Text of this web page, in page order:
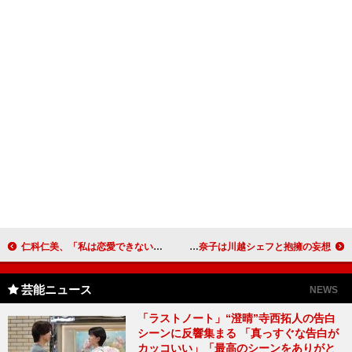
仁科仁美、「私は恋愛できない恋愛難民…」 女子会で男性には話せないタブートークを披露 関根勤、芦田愛菜と51歳差婚を妄想 柳原可奈子は川越シェフと抱擁の妄想
芸能ニュース NEWS
「ラストノート」“澄晴”寺西拓人の告白
シーンに反響集まる 「真っすぐな告白が
カッコいい」「最高のシーンをありがと